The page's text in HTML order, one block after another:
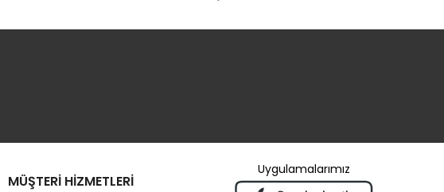
MÜŞTERİ HİZMETLERİ
Uygulamalarımız